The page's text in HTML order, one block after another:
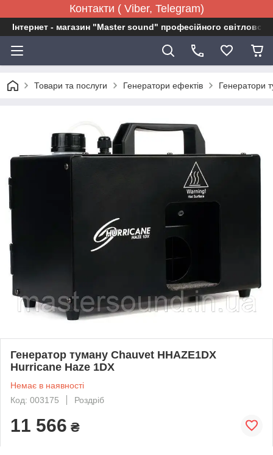
Контакти ( Viber, Telegram)
Інтернет - магазин "Master sound" професійного
Товари та послуги Генератори ефектів Генератори
Генератор туману Chauvet HHAZE1DX
Hurricane Haze 1DX
Немає в наявності
Код: 003175
Роздріб
11 566 ₴